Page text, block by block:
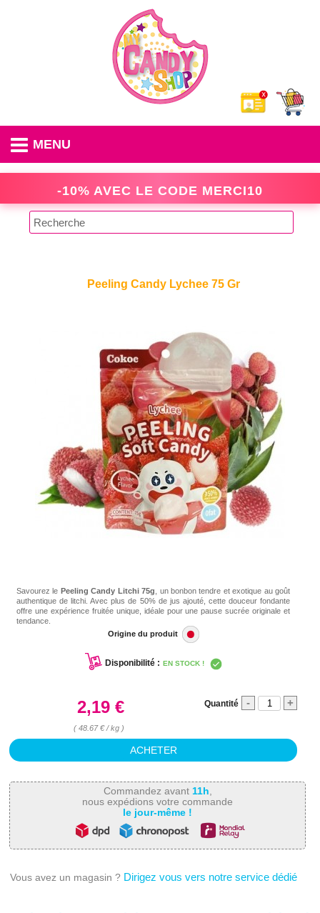
MENU
-10% AVEC LE CODE MERCI10
Peeling Candy Lychee 75 Gr
Savourez le Peeling Candy Litchi 75g , un bonbon tendre et exotique au goût
authentique de litchi. Avec plus de 50% de jus ajouté, cette douceur fondante
offre une expérience fruitée unique, idéale pour une pause sucrée originale et
tendance.
Origine du produit
Disponibilité : EN STOCK !
2,19 €
( 48.67 € / kg )
Quantité - +
Commandez avant 11h
nous expédions votre commande
le jour-même !
Vous avez un magasin ? Dirigez vous vers notre service dédié